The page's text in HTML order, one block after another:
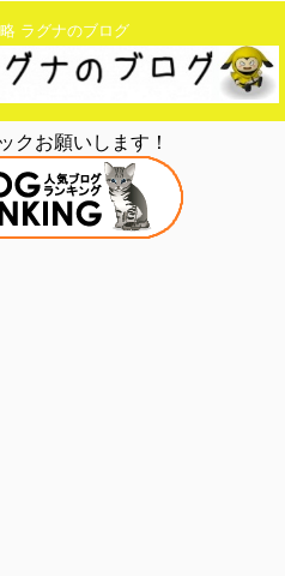
ラグナのブログ
クお願いします！